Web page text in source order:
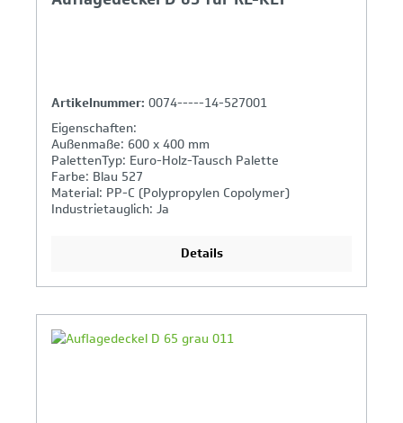
Artikelnummer: 0074-----14-527001
Eigenschaften:
Außenmaße: 600 x 400 mm
PalettenTyp: Euro-Holz-Tausch Palette
Farbe: Blau 527
Material: PP-C (Polypropylen Copolymer)
Industrietauglich: Ja
Details
Ihr Produktvergleich ist voll